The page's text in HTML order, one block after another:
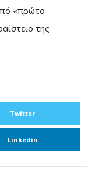
«πρώτο
της
Twitter
Linkedin